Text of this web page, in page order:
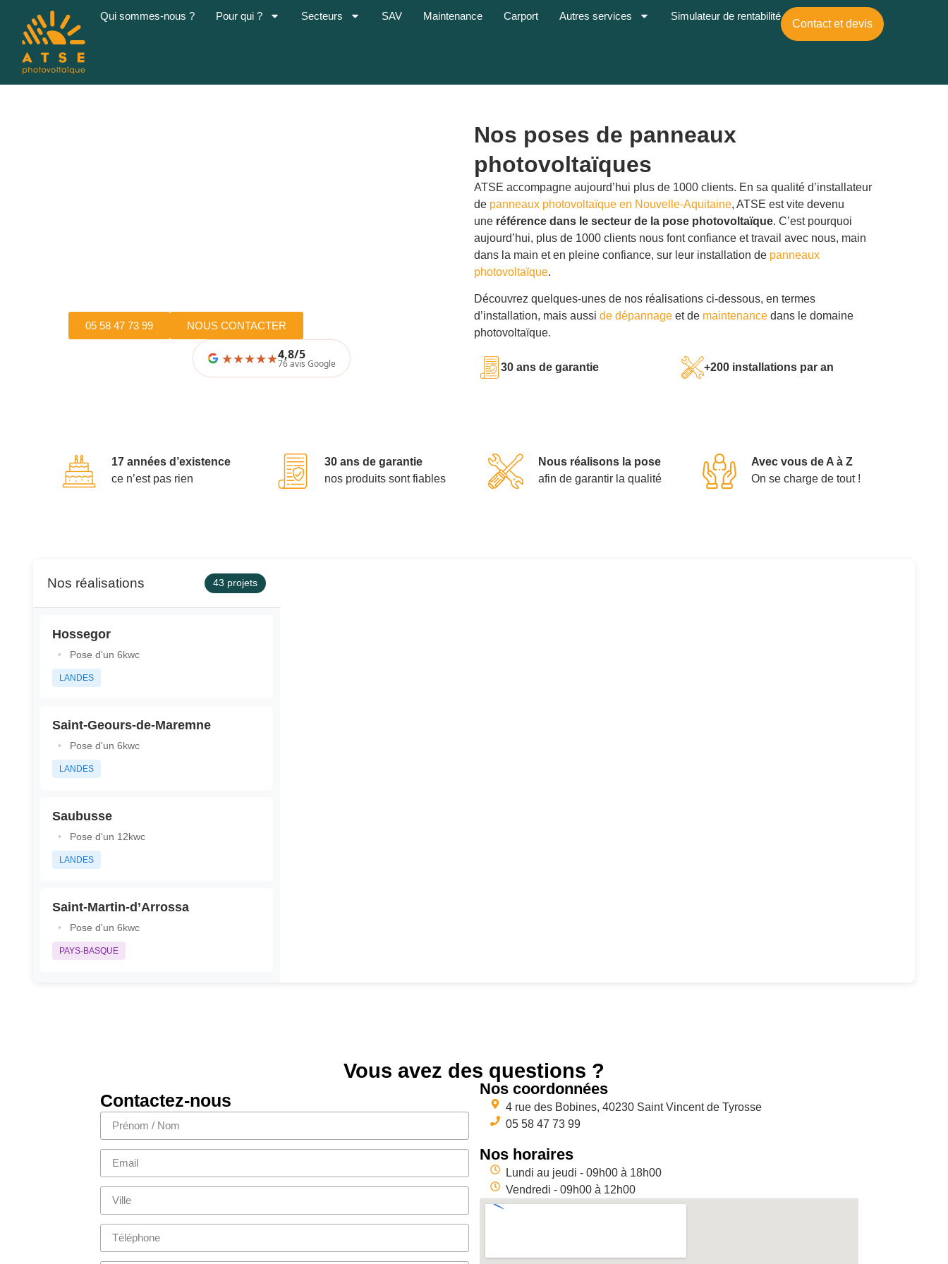
Qui sommes-nous ? Pour qui ? Secteurs SAV Maintenance Carport Autres services Simulateur de rentabilité
Contact et devis
05 58 47 73 99 NOUS CONTACTER
★★★ ★4,8/5
76 avis Google
Nos poses de panneaux
photovoltaïques
ATSE accompagne aujourd’hui plus de 1000 clients. En sa qualité d’installateur
de panneaux photovoltaïque en Nouvelle-Aquitaine, ATSE est vite devenu
une référence dans le secteur de la pose photovoltaïque. C’est pourquoi
aujourd’hui, plus de 1000 clients nous font confiance et travail avec nous, main
dans la main et en pleine confiance, sur leur installation de panneaux
photovoltaïque.
Découvrez quelques-unes de nos réalisations ci-dessous, en termes
d’installation, mais aussi de dépannage et de maintenance dans le domaine
photovoltaïque.
30 ans de garantie +200 installations par an
17 années d’existence
ce n’est pas rien
30 ans de garantie
nos produits sont fiables
Nous réalisons la pose
afin de garantir la qualité
Avec vous de A à Z
On se charge de tout !
Nos réalisations 43 projets
Hossegor
• Pose d'un 6kwc
LANDES
Saint-Geours-de-Maremne
• Pose d'un 6kwc
LANDES
Saubusse
• Pose d'un 12kwc
LANDES
Saint-Martin-d’Arrossa
• Pose d'un 6kwc
PAYS-BASQUE
Pose d'un 6kwc
PAYS-BASQUE
Hasparren
Pose d'un 3kwc
PAYS-BASQUE
Vous avez des questions ?
Contactez-nous
Nos coordonnées
4 rue des Bobines, 40230 Saint Vincent de Tyrosse
05 58 47 73 99
Nos horaires
Lundi au jeudi - 09h00 à 18h00
Vendredi - 09h00 à 12h00